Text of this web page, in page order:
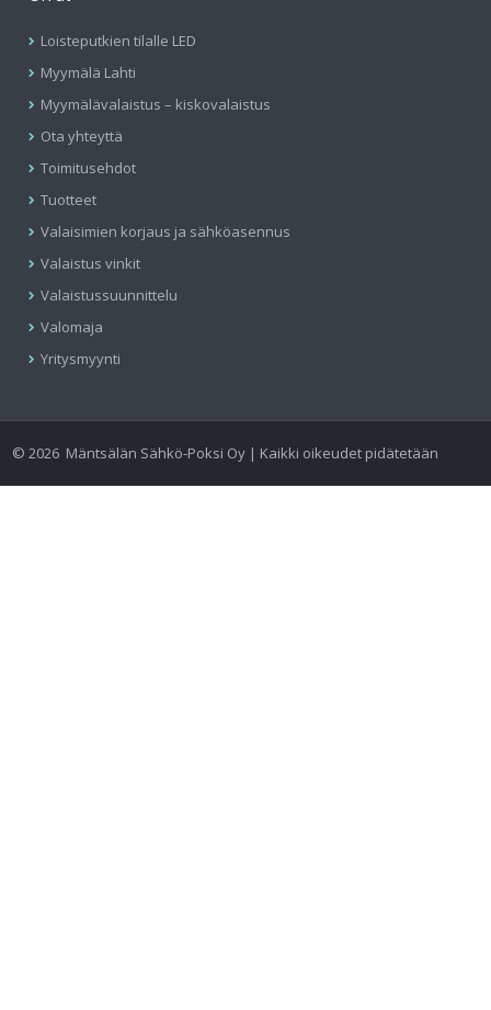
Loisteputkien tilalle LED
Myymälä Lahti
Myymälävalaistus – kiskovalaistus
Ota yhteyttä
Toimitusehdot
Tuotteet
Valaisimien korjaus ja sähköasennus
Valaistus vinkit
Valaistussuunnittelu
Valomaja
Yritysmyynti
©2026 Mäntsälän Sähkö-Poksi Oy | Kaikki oikeudet pidätetään